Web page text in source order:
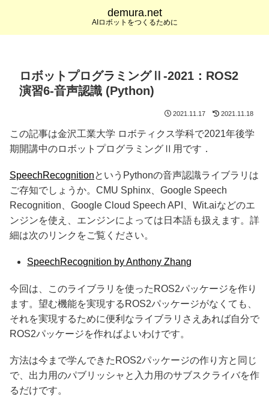
demura.net
AIロボットをつくるために
ロボットプログラミングⅡ-2021：ROS2
演習6-音声認識 (Python)
2021.11.17 2021.11.18
この記事は金沢工業大学 ロボティクス学科で2021年後学
期開講中のロボットプログラミングⅡ用です．
SpeechRecognitionというPythonの音声認識ライブラリは
ご存知でしょうか。CMU Sphinx、Google Speech
Recognition、Google Cloud Speech API、Wit.aiなどのエ
ンジンを使え、エンジンによっては日本語も扱えます。詳
細は次のリンクをご覧ください。
SpeechRecognition by Anthony Zhang
今回は、このライブラリを使ったROS2パッケージを作り
ます。望む機能を実現するROS2パッケージがなくても、
それを実現するために便利なライブラリさえあれば自分で
ROS2パッケージを作ればよいわけです。
方法は今まで学んできたROS2パッケージの作り方と同じ
で、出力用のパブリッシャと入力用のサブスクライバを作
るだけです。